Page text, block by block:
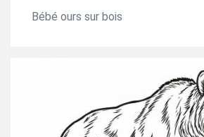
Bébé ours sur bois